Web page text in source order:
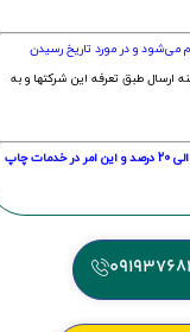
می‌شود و در مورد تاریخ رسیدن
ارسال طبق تعرفه این شرکتها و به
اختلاف رنگ محصول نهایی با عکس سایت 10 الی 20 درصد و این امر در خدمات چاپ